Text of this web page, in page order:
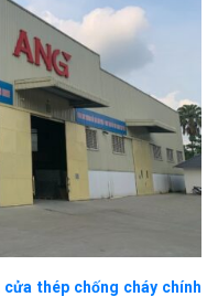
cửa thép chống cháy chính